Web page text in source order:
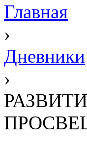
Главная
›
Дневники
›